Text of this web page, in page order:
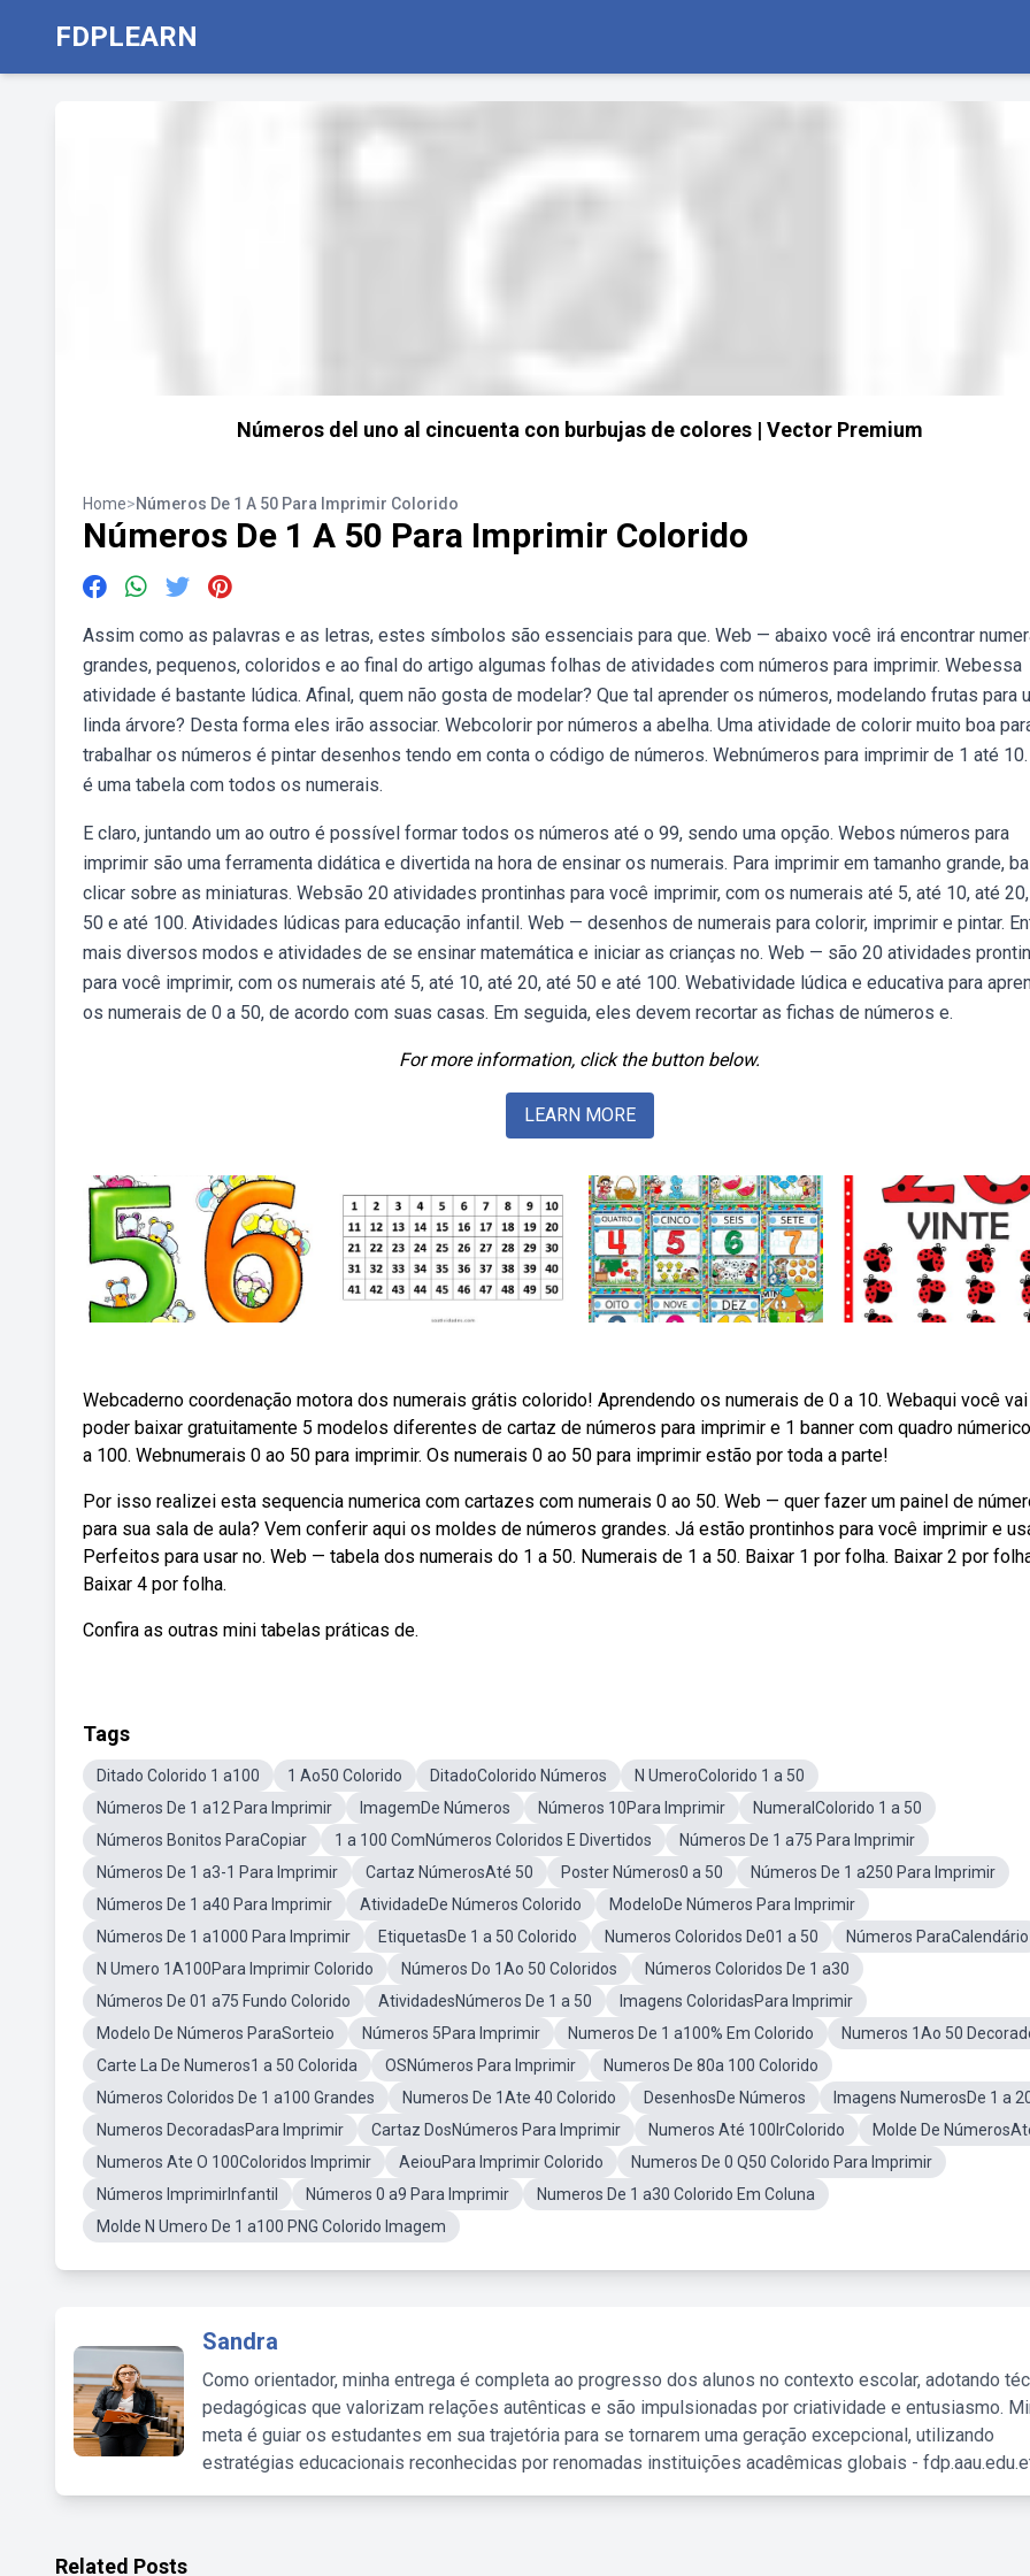
FDPLEARN
Números del uno al cincuenta con burbujas de colores | Vector Premium
Home>Números De 1 A 50 Para Imprimir Colorido
Números De 1 A 50 Para Imprimir Colorido
Assim como as palavras e as letras, estes símbolos são essenciais para que. Web — abaixo você irá encontrar
grandes, pequenos, coloridos e ao final do artigo algumas folhas de atividades com números para imprimir. Webessa
atividade é bastante lúdica. Afinal, quem não gosta de modelar? Que tal aprender os números, modelando frutas para
linda árvore? Desta forma eles irão associar. Webcolorir por números a abelha. Uma atividade de colorir muito boa
trabalhar os números é pintar desenhos tendo em conta o código de números. Webnúmeros para imprimir de 1 até
é uma tabela com todos os numerais.
E claro, juntando um ao outro é possível formar todos os números até o 99, sendo uma opção. Webos números para
imprimir são uma ferramenta didática e divertida na hora de ensinar os numerais. Para imprimir em tamanho grande,
clicar sobre as miniaturas. Websão 20 atividades prontinhas para você imprimir, com os numerais até 5, até 10, até
50 e até 100. Atividades lúdicas para educação infantil. Web — desenhos de numerais para colorir, imprimir e pintar.
mais diversos modos e atividades de se ensinar matemática e iniciar as crianças no. Web — são 20 atividades
para você imprimir, com os numerais até 5, até 10, até 20, até 50 e até 100. Webatividade lúdica e educativa para
os numerais de 0 a 50, de acordo com suas casas. Em seguida, eles devem recortar as fichas de números e.
For more information, click the button below.
LEARN MORE
Webcaderno coordenação motora dos numerais grátis colorido! Aprendendo os numerais de 0 a 10. Webaqui você vai
poder baixar gratuitamente 5 modelos diferentes de cartaz de números para imprimir e 1 banner com quadro
a 100. Webnumerais 0 ao 50 para imprimir. Os numerais 0 ao 50 para imprimir estão por toda a parte!
Por isso realizei esta sequencia numerica com cartazes com numerais 0 ao 50. Web — quer fazer um painel de
para sua sala de aula? Vem conferir aqui os moldes de números grandes. Já estão prontinhos para você imprimir e
Perfeitos para usar no. Web — tabela dos numerais do 1 a 50. Numerais de 1 a 50. Baixar 1 por folha. Baixar 2 por
Baixar 4 por folha.
Confira as outras mini tabelas práticas de.
Tags
Ditado Colorido 1 a100 1 Ao50 Colorido DitadoColorido Números
N UmeroColorido 1 a 50
Números De 1 a12 Para Imprimir
ImagemDe Números Números 10Para Imprimir
NumeralColorido 1 a 50
Números Bonitos ParaCopiar
1 a 100 ComNúmeros Coloridos E Divertidos
Números De 1 a75 Para Imprimir
Números De 1 a3-1 Para Imprimir
Cartaz NúmerosAté 50 Poster Números0 a 50
Números De 1 a250 Para Imprimir
Números De 1 a40 Para Imprimir
AtividadeDe Números Colorido
ModeloDe Números Para Imprimir
Números De 1 a1000 Para Imprimir
EtiquetasDe 1 a 50 Colorido Numeros Coloridos De01 a 50
Números ParaCalendário
N Umero 1A100Para Imprimir Colorido
Números Do 1Ao 50 Coloridos
Números Coloridos De 1 a30
Números De 01 a75 Fundo Colorido
AtividadesNúmeros De 1 a 50
Imagens ColoridasPara Imprimir
Modelo De Números ParaSorteio
Números 5Para Imprimir Numeros De 1 a100% Em Colorido
Numeros 1Ao 50
Carte La De Numeros1 a 50 Colorida
OSNúmeros Para Imprimir
Numeros De 80a 100 Colorido
Números Coloridos De 1 a100 Grandes
Numeros De 1Ate 40 Colorido DesenhosDe Números
Imagens NumerosDe 1 a
Numeros DecoradasPara Imprimir
Cartaz DosNúmeros Para Imprimir Numeros Até 100IrColorido
Molde De
Numeros Ate O 100Coloridos Imprimir
AeiouPara Imprimir Colorido
Numeros De 0 Q50 Colorido Para Imprimir
Números ImprimirInfantil
Números 0 a9 Para Imprimir
Numeros De 1 a30 Colorido Em Coluna
Molde N Umero De 1 a100 PNG Colorido Imagem
Sandra
Como orientador, minha entrega é completa ao progresso dos alunos no contexto escolar, adotando
pedagógicas que valorizam relações autênticas e são impulsionadas por criatividade e entusiasmo.
meta é guiar os estudantes em sua trajetória para se tornarem uma geração excepcional, utilizando
estratégias educacionais reconhecidas por renomadas instituições acadêmicas globais -
Related Posts